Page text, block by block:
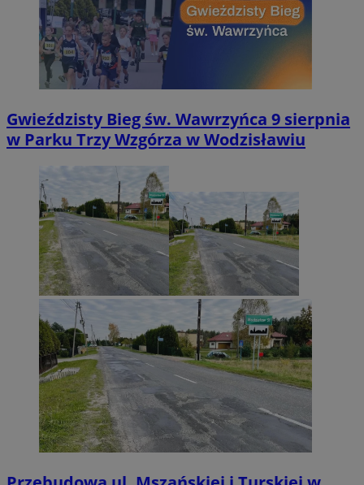
Gwieździsty Bieg św. Wawrzyńca 9 sierpnia
w Parku Trzy Wzgórza w Wodzisławiu